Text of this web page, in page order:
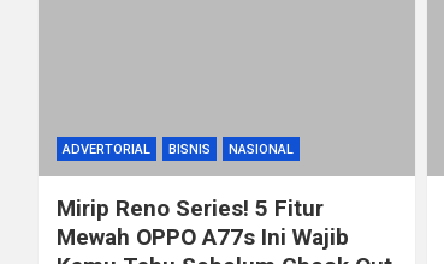
ADVERTORIAL BISNIS NASIONAL
Mirip Reno Series! 5 Fitur
Mewah OPPO A77s Ini Wajib